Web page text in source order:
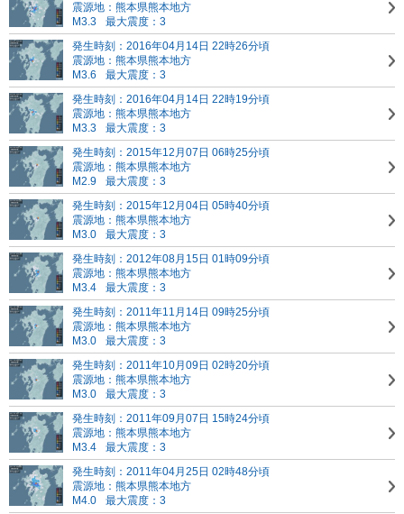
震源地：熊本県熊本地方
M3.3
最大震度：3
発生時刻：2016年04月14日 22時26分頃
震源地：熊本県熊本地方
M3.6
最大震度：3
発生時刻：2016年04月14日 22時19分頃
震源地：熊本県熊本地方
M3.3
最大震度：3
発生時刻：2015年12月07日 06時25分頃
震源地：熊本県熊本地方
M2.9
最大震度：3
発生時刻：2015年12月04日 05時40分頃
震源地：熊本県熊本地方
M3.0
最大震度：3
発生時刻：2012年08月15日 01時09分頃
震源地：熊本県熊本地方
M3.4
最大震度：3
発生時刻：2011年11月14日 09時25分頃
震源地：熊本県熊本地方
M3.0
最大震度：3
発生時刻：2011年10月09日 02時20分頃
震源地：熊本県熊本地方
M3.0
最大震度：3
発生時刻：2011年09月07日 15時24分頃
震源地：熊本県熊本地方
M3.4
最大震度：3
発生時刻：2011年04月25日 02時48分頃
震源地：熊本県熊本地方
M4.0
最大震度：3